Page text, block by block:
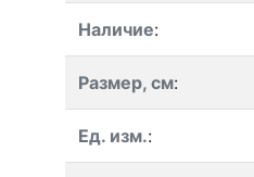
Наличие:
Размер, см:
Ед. изм.: